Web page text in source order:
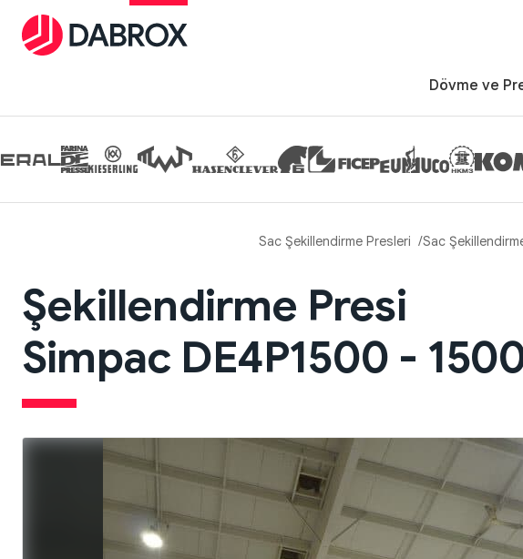
Dövme ve
Sac Şekillendirme Presleri Sac
Şekillendirme Presi
Simpac DE4P1500 -